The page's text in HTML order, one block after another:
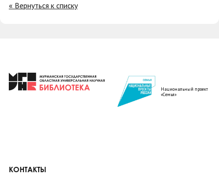
« Вернуться к списку
Национальный проект
«Семья»
КОНТАКТЫ